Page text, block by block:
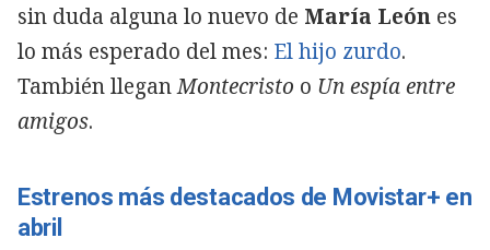
sin duda alguna lo nuevo de María León es
lo más esperado del mes: El hijo zurdo.
También lleganMontecristo o Un espía entre
amigos.
Estrenos más destacados de Movistar+ en
abril